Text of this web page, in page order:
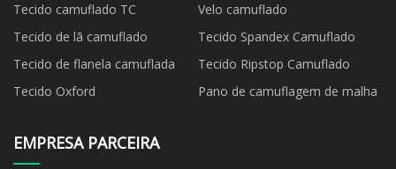
Tecido camuflado TC
Velo camuflado
Tecido de lã camuflado
Tecido Spandex Camuflado
Tecido de flanela camuflada
Tecido Ripstop Camuflado
Tecido Oxford
Pano de camuflagem de malha
EMPRESA PARCEIRA